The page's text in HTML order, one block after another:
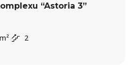
“Astoria 3”
m² 2